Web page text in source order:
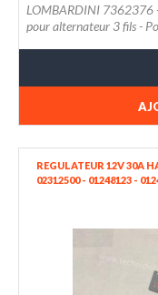
LOMBARDINI 7362376
pour alternateur 3 fils -
REGULATEUR 12V 30A
02312500 - 01248123 -